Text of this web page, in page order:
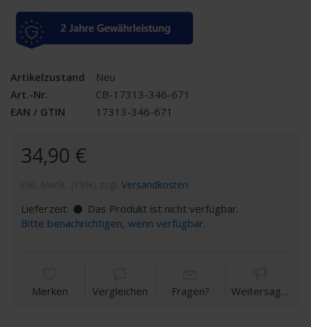
Artikelzustand
Neu
Art.-Nr.
CB-17313-346-671
EAN / GTIN
17313-346-671
34,90 €
Versandkosten
Lieferzeit:
Das Produkt ist nicht verfügbar.
Bitte benachrichtigen, wenn verfügbar.
Merken Vergleichen Fragen? Weitersagen